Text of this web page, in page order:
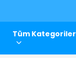
Tüm Kategoriler